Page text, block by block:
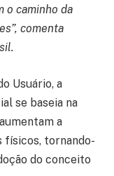
o caminho da
comenta
Usuário, a
se baseia na
a
físicos, tornando-
do conceito